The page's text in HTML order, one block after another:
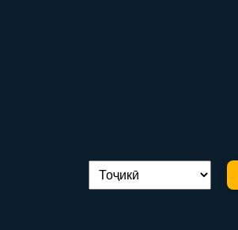
Иваз кардани забон: